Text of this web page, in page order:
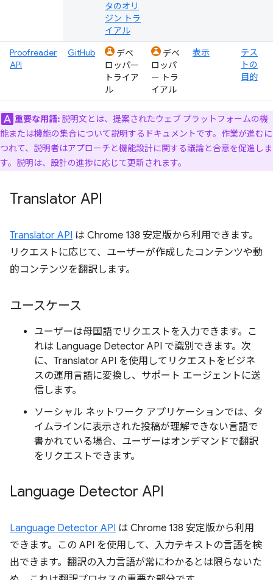
タのオリ
ジン トラ
イアル
Proofreader
API
GitHub
デベ
ロッパー
トライア
ル
デベ
ロッパ
ー トラ
イアル
表示
テス
トの
目的
重要な用語: 説明文とは、提案されたウェブ プラットフォームの機
能または機能の集合について説明するドキュメントです。 作業が進むに
つれて、説明者はアプローチと機能設計に関する議論と合意を促進しま
す。説明は、設計の進捗に応じて更新されます。
Translator API
Translator API は Chrome 138 安定版から利用できます。
リクエストに応じて、ユーザーが作成したコンテンツや動
的コンテンツを翻訳します。
ユースケース
ユーザーは母国語でリクエストを入力できます。こ
れは Language Detector API で識別できます。次
に、Translator API を使用してリクエストをビジネ
スの運用言語に変換し、サポート エージェントに送
信します。
ソーシャル ネットワーク アプリケーションでは、タ
イムラインに表示された投稿が理解できない言語で
書かれている場合、ユーザーはオンデマンドで翻訳
をリクエストできます。
Language Detector API
Language Detector API は Chrome 138 安定版から利用
できます。この API を使用して、入力テキストの言語を検
出できます。翻訳の入力言語が常にわかるとは限らないた